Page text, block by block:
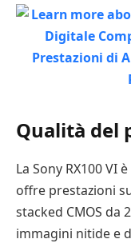
Qualità del
La Sony RX100 VI
offre prestazioni
stacked CMOS da
immagini nitide e